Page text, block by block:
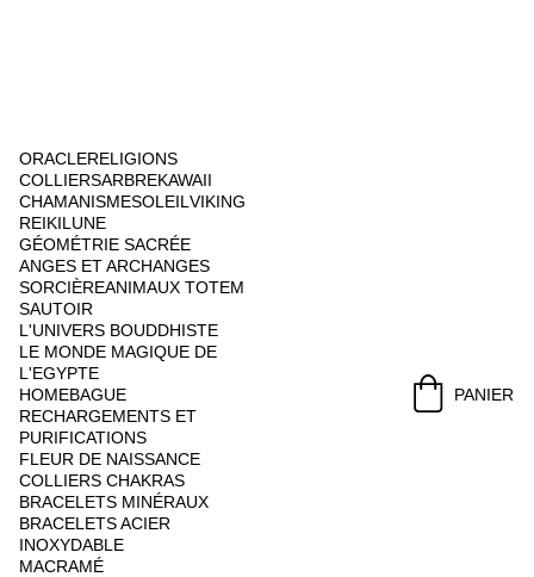
ORACLERELIGIONS
COLLIERSARBREKAWAII
CHAMANISMESOLEIL VIKING
REIKILUNE
GÉOMÉTRIE SACRÉE
ANGES ET ARCHANGES
SORCIÈREANIMAUX TOTEM
SAUTOIR
L'UNIVERS BOUDDHISTE
LE MONDE MAGIQUE DE
L'EGYPTE
HOMEBAGUE
RECHARGEMENTS ET
PURIFICATIONS
FLEUR DE NAISSANCE
COLLIERS CHAKRAS
BRACELETS MINÉRAUX
BRACELETS ACIER
INOXYDABLE
MACRAMÉ
PANIER